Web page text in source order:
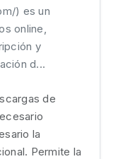
) es un
online,
y
d...
de
la
Permite la